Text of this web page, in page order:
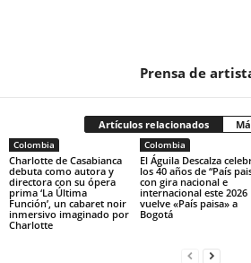
Prensa de
Artículos relacionados
Colombia
Charlotte de Casabianca
debuta como autora y
directora con su ópera
prima ‘La Última
Función’, un cabaret noir
inmersivo imaginado por
Charlotte
Colombia
El Águila Descalza
los 40 años de “País
con gira nacional e
internacional este 2026
vuelve «País paisa» a
Bogotá